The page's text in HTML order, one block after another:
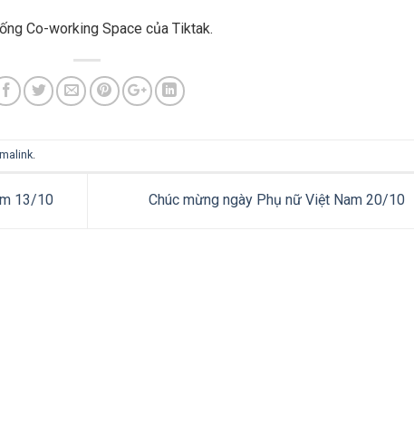
Co-working Space của Tiktak.
.
13/10 Chúc mừng ngày Phụ nữ Việt Nam 20/10